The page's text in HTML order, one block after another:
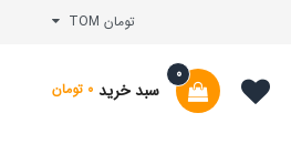
تومان TOM
سبد خرید
0
0 تومان